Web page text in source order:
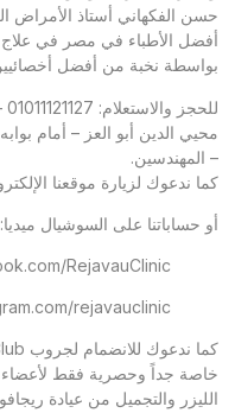
حسن الفكهاني أستاذ الأمراض
أفضل الأطباء في مصر في علاج
بواسطة نخبة من أفضل أخصائيين
– المهندسين.
كما ندعوك لزيارة موقعنا
أو حساباتنا على السوشيال ميديا:
RejavauClinic/
rejavauclinic
خاصة جداً وحصرية فقط
الليزر والتجميل من عيادة